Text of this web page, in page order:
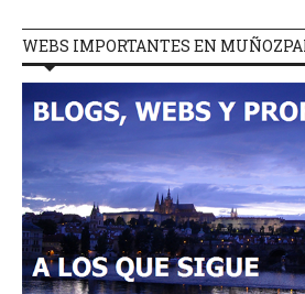
WEBS IMPORTANTES EN